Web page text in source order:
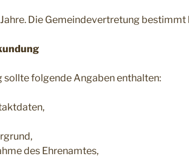
Die Gemeindevertretung
sollte folgende Angaben enthalten:
des Ehrenamtes,